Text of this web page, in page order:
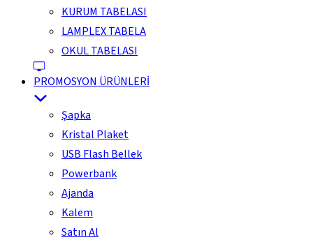
KURUM TABELASI
LAMPLEX TABELA
OKUL TABELASI
PROMOSYON ÜRÜNLERİ
Şapka
Kristal Plaket
USB Flash Bellek
Powerbank
Ajanda
Kalem
Satın Al